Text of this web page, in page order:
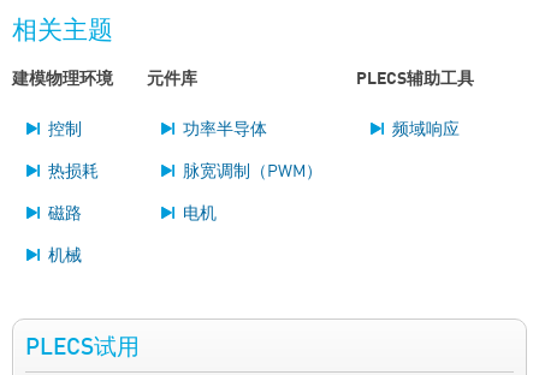
相关主题
建模物理环境
控制
热损耗
磁路
机械
元件库
功率半导体
脉宽调制（PWM）
电机
PLECS辅助工具
频域响应
PLECS试用